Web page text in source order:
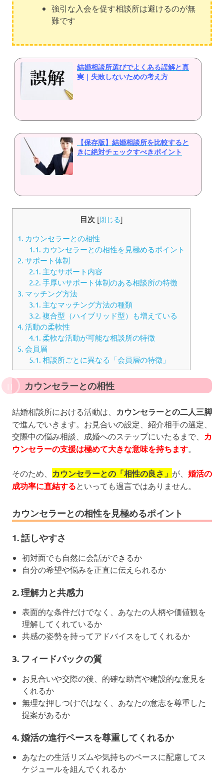
強引な入会を促す相談所は避けるのが無
難です
結婚相談所選びでよくある誤解と真
実｜失敗しないための考え方
【保存版】結婚相談所を比較すると
きに絶対チェックすべきポイント
目次 [閉じる]
1. カウンセラーとの相性
1.1. カウンセラーとの相性を見極めるポイント
2. サポート体制
2.1. 主なサポート内容
2.2. 手厚いサポート体制のある相談所の特徴
3. マッチング方法
3.1. 主なマッチング方法の種類
3.2. 複合型（ハイブリッド型）も増えている
4. 活動の柔軟性
4.1. 柔軟な活動が可能な相談所の特徴
5. 会員層
5.1. 相談所ごとに異なる「会員層の特徴」
カウンセラーとの相性
結婚相談所における活動は、 カウンセラーとの二人三脚
で進んでいきます。お見合いの設定、紹介相手の選定、
交際中の悩み相談、成婚へのステップにいたるまで、 カ
ウンセラーの支援は極めて大きな意味を持ちます
そのため、 カウンセラーとの「相性の良さ」 が、 婚活の
成功率に直結する といっても過言ではありません。
カウンセラーとの相性を見極めるポイント
1.話しやすさ
初対面でも自然に会話ができるか
自分の希望や悩みを正直に伝えられるか
2.理解力と共感力
表面的な条件だけでなく、あなたの人柄や価値観を
理解してくれているか
共感の姿勢を持ってアドバイスをしてくれるか
3. フィードバックの質
お見合いや交際の後、的確な助言や建設的な意見を
くれるか
無理な押しつけではなく、あなたの意志を尊重した
提案があるか
4.婚活の進行ペースを尊重してくれるか
あなたの生活リズムや気持ちのペースに配慮してス
ケジュールを組んでくれるか